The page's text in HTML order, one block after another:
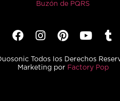
Buzón de PQRS
Todos los Derechos
Marketing por Factory Pop